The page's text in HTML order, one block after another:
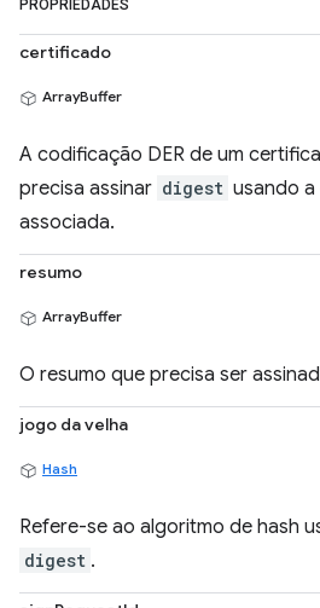
PROPRIEDADES
certificado
ArrayBuffer
A codificação DER de um
precisa assinar digest usando
associada.
resumo
ArrayBuffer
O resumo que precisa ser
jogo da velha
Hash
Refere-se ao algoritmo de hash
digest .